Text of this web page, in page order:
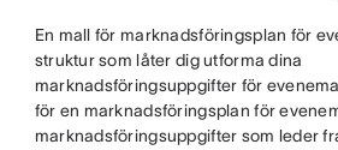
En mall för marknadsföringsplan för
struktur som låter dig utforma dina
marknadsföringsuppgifter för
för en marknadsföringsplan för
marknadsföringsuppgifter som leder